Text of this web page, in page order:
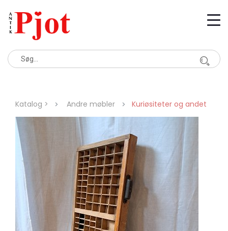
Katalog > Andre møbler Kuriøsiteter og andet